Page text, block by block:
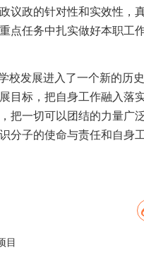
议政的针对性和实效性，
点任务中扎实做好本职工
校发展进入了一个新的历
目标，把自身工作融入落
把一切可以团结的力量广
分子的使命与责任和自身
目